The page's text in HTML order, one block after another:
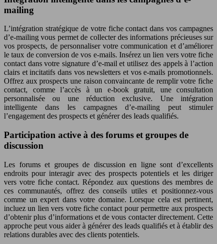
mailing
L’intégration stratégique de votre fiche contact dans vos campagnes
d’e-mailing vous permet de collecter des informations précieuses sur
vos prospects, de personnaliser votre communication et d’améliorer
le taux de conversion de vos e-mails. Insérez un lien vers votre fiche
contact dans votre signature d’e-mail et utilisez des appels à l’action
clairs et incitatifs dans vos newsletters et vos e-mails promotionnels.
Offrez aux prospects une raison convaincante de remplir votre fiche
contact, comme l’accès à un e-book gratuit, une consultation
personnalisée ou une réduction exclusive. Une intégration
intelligente dans les campagnes d’e-mailing peut stimuler
l’engagement des prospects et générer des leads qualifiés.
Participation active à des forums et groupes de
discussion
Les forums et groupes de discussion en ligne sont d’excellents
endroits pour interagir avec des prospects potentiels et les diriger
vers votre fiche contact. Répondez aux questions des membres de
ces communautés, offrez des conseils utiles et positionnez-vous
comme un expert dans votre domaine. Lorsque cela est pertinent,
incluez un lien vers votre fiche contact pour permettre aux prospects
d’obtenir plus d’informations et de vous contacter directement. Cette
approche peut vous aider à générer des leads qualifiés et à établir des
relations durables avec des clients potentiels.